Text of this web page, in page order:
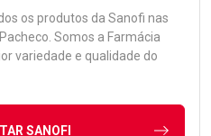
os produtos da Sanofi nas
Somos a Farmácia
variedade e qualidade do
SANOFI